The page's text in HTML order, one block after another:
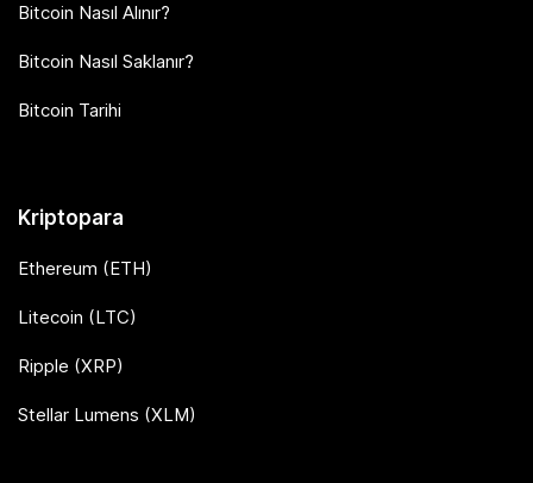
Bitcoin Nasıl Alınır?
Bitcoin Nasıl Saklanır?
Bitcoin Tarihi
Kriptopara
Ethereum (ETH)
Litecoin (LTC)
Ripple (XRP)
Stellar Lumens (XLM)